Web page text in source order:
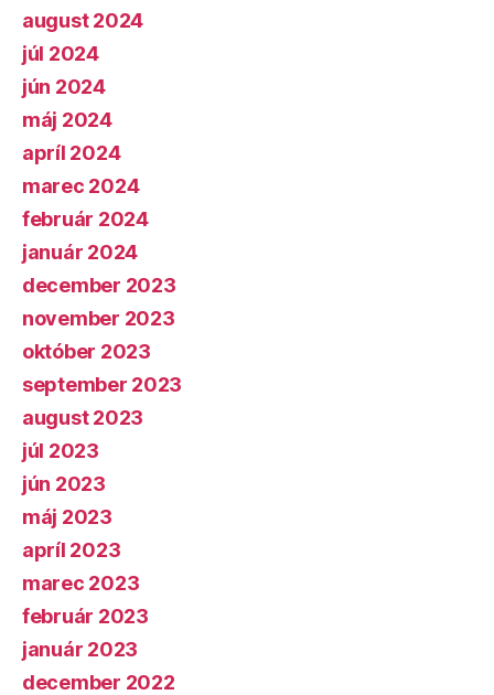
august 2024
júl 2024
jún 2024
máj 2024
apríl 2024
marec 2024
február 2024
január 2024
december 2023
november 2023
október 2023
september 2023
august 2023
júl 2023
jún 2023
máj 2023
apríl 2023
marec 2023
február 2023
január 2023
december 2022